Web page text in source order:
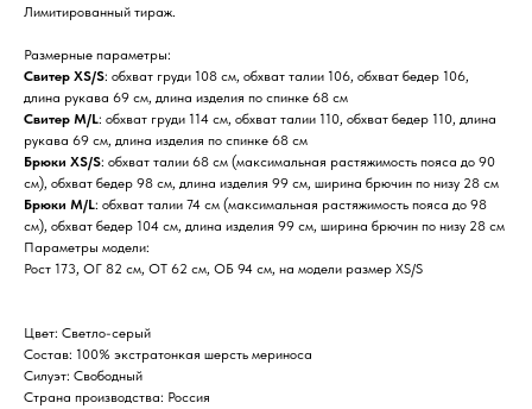
Лимитированный тираж.
Размерные параметры:
Свитер XS/S: обхват груди 108 см, обхват талии 106, обхват бедер 106,
длина рукава 69 см, длина изделия по спинке 68 см
Свитер M/L: обхват груди 114 см, обхват талии 110, обхват бедер 110, длина
рукава 69 см, длина изделия по спинке 68 см
Брюки XS/S: обхват талии 68 см (максимальная растяжимость пояса до 90
см), обхват бедер 98 см, длина изделия 99 см, ширина брючин по низу 28 см
Брюки M/L: обхват талии 74 см (максимальная растяжимость пояса до 98
см), обхват бедер 104 см, длина изделия 99 см, ширина брючин по низу 28 см
Параметры модели:
Рост 173, ОГ 82 см, ОТ 62 см, ОБ 94 см, на модели размер XS/S
Цвет: Светло-серый
Состав: 100% экстратонкая шерсть мериноса
Силуэт: Свободный
Страна производства: Россия